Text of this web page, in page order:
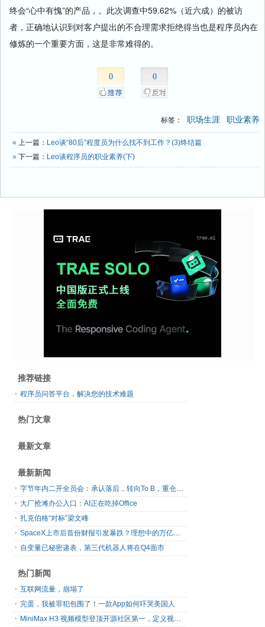
终会“心中有愧”的产品，。此次调查中59.62%（近六成）的被访
者，正确地认识到对客户提出的不合理需求拒绝得当也是程序员内在
修炼的一个重要方面，这是非常难得的。
0 0
标签： 职场生涯 职业素养
« 上一篇： Leo谈“80后”程度员为什么找不到工作？(3)终结篇
» 下一篇： Leo谈程序员的职业素养(下)
推荐链接
程序员问答平台，解决您的技术难题
热门文章
最新文章
最新新闻
字节年内二开全员会：承认落后，转向To B，重仓年轻人
大厂抢滩办公入口：AI正在吃掉Office
扎克伯格“对标”梁文峰
SpaceX上市后首份财报引发暴跌？理想中的万亿营收太空AI公司，正在靠地面AI云挣钱
自变量已秘密递表，第三代机器人将在Q4面市
热门新闻
互联网流量，崩塌了
完蛋，我被罪犯包围了！一款App如何吓哭美国人
MiniMax H3 视频模型登顶开源社区第一，定义视频模型领域“斩杀线”